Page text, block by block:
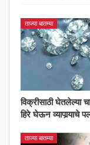
ताज्या बातम्या
विक्रीसाठी घेतलेल्या
हिरे घेऊन व्यापार्‍याचे
ताज्या बातम्या